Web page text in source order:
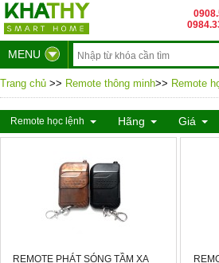
MENU
Trang chủ >> Remote thông minh>> Remote
Remote học lệnh Hãng Giá
REMOTE PHÁT SÓNG TẦM XA